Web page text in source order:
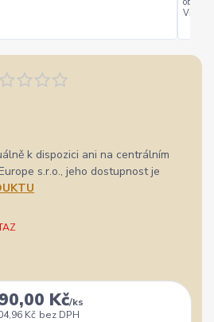
Vřele
k dispozici ani na centrálním
s.r.o., jeho dostupnost je
Kč/ks
Kč bez DPH